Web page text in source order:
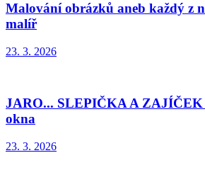
Malování obrázků aneb každý z
malíř
23. 3. 2026
JARO... SLEPIČKA A ZAJÍČEK
okna
23. 3. 2026